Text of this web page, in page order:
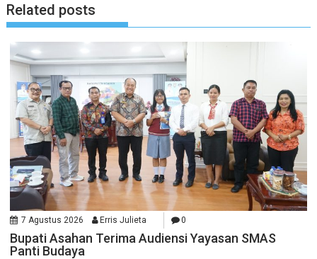
Related posts
7 Agustus 2026 Erris Julieta 0
Bupati Asahan Terima Audiensi Yayasan SMAS
Panti Budaya